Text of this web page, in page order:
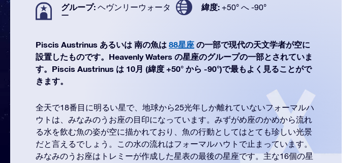
グループ: ヘヴンリーウォータ
ー
緯度: +50° へ -90°
Piscis Austrinus あるいは 南の魚は 88星座 の一部で現代の天文学者が空に
設置したものです。Heavenly Waters の星座のグループの一部とされていま
す。Piscis Austrinus は 10月 (緯度 +50° から -90°)で最もよく見ることがで
きます。
全天で18番目に明るい星で、地球から25光年しか離れていないフォーマルハ
ウトは、みなみのうお座の目印になっています。みずがめ座のかめから流れ
る水を飲む魚の姿が空に描かれており、魚の行動としてはとても珍しい光景
だと言えるでしょう。この水の流れはフォーマルハウトで止まっています。
みなみのうお座はトレミーが作成した星表の最後の星座です。主な16個の星